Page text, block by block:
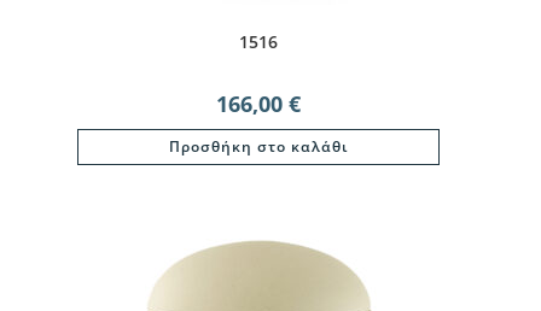
1516
166,00 €
Προσθήκη στο καλάθι